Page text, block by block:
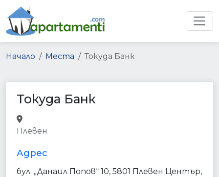
Начало Места Токуда Банк
Токуда Банк
Плевен
Адрес
бул. „Данаил Попов“ 10, 5801 Плевен Център,